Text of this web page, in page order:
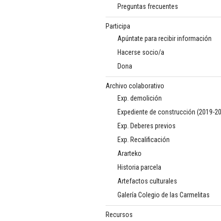
Preguntas frecuentes
Participa
Apúntate para recibir información
Hacerse socio/a
Dona
Archivo colaborativo
Exp. demolición
Expediente de construcción (2019-
Exp. Deberes previos
Exp. Recalificación
Ararteko
Historia parcela
Artefactos culturales
Galería Colegio de las Carmelitas
Recursos